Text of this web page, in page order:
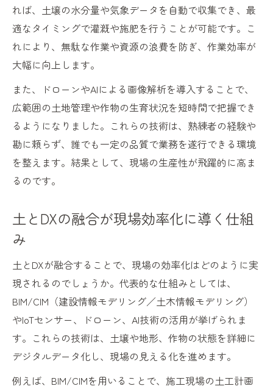
れば、土壌の水分量や気象データを自動で収集でき、最
適なタイミングで灌漑や施肥を行うことが可能です。こ
れにより、無駄な作業や資源の浪費を防ぎ、作業効率が
大幅に向上します。
また、ドローンやAIによる画像解析を導入することで、
広範囲の土地管理や作物の生育状況を短時間で把握でき
るようになりました。これらの技術は、熟練者の経験や
勘に頼らず、誰でも一定の品質で業務を遂行できる環境
を整えます。結果として、現場の生産性が飛躍的に高ま
るのです。
土とDXの融合が現場効率化に導く仕組
み
土とDXが融合することで、現場の効率化はどのように実
現されるのでしょうか。代表的な仕組みとしては、
BIM/CIM（建設情報モデリング／土木情報モデリング）
やIoTセンサー、ドローン、AI技術の活用が挙げられま
す。これらの技術は、土壌や地形、作物の状態を詳細に
デジタルデータ化し、現場の見える化を進めます。
例えば、BIM/CIMを用いることで、施工現場の土工計画